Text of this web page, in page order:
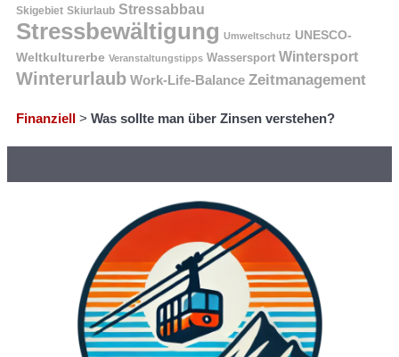
Skigebiet Skiurlaub Stressabbau
Stressbewältigung Umweltschutz UNESCO-
Weltkulturerbe Veranstaltungstipps Wassersport Wintersport
Winterurlaub Work-Life-Balance Zeitmanagement
Finanziell > Was sollte man über Zinsen verstehen?